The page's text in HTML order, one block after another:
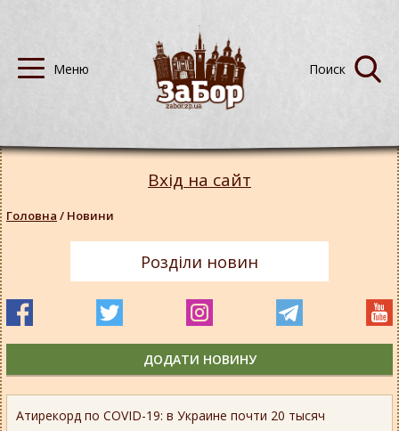
Атирекорд по COVID-19: в Украине почти 20 тысяч
Вхід на сайт
Головна / Новини
Розділи новин
ДОДАТИ НОВИНУ